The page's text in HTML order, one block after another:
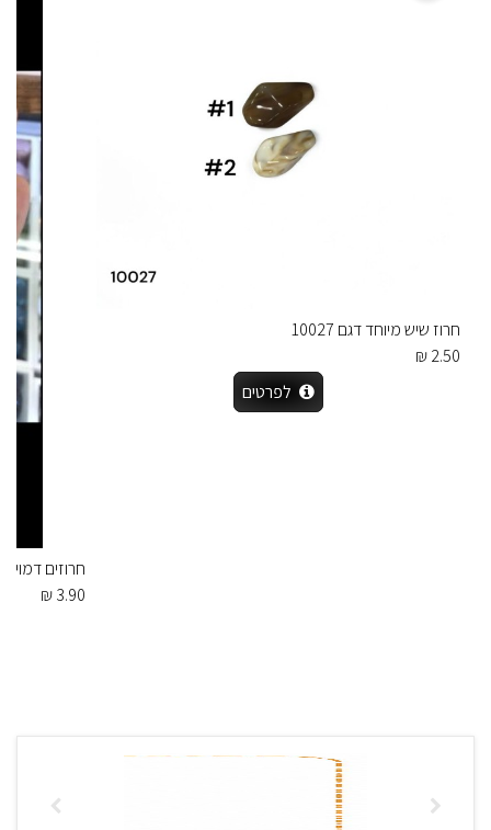
חרוז שיש מיוחד דגם 10027
2.50 ₪
לפרטים
חרוזים דמוי
3.90 ₪